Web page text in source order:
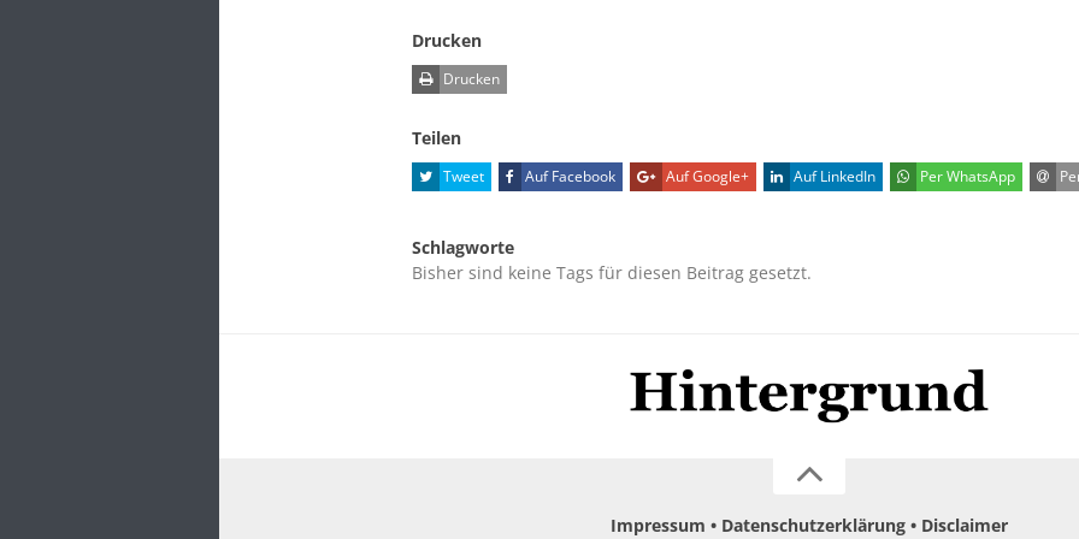
Drucken
Drucken
Teilen
Tweet Auf Facebook Auf Google+ Auf LinkedIn Per WhatsApp
Schlagworte
Bisher sind keine Tags für diesen Beitrag gesetzt.
Impressum Datenschutzerklärung Disclaimer